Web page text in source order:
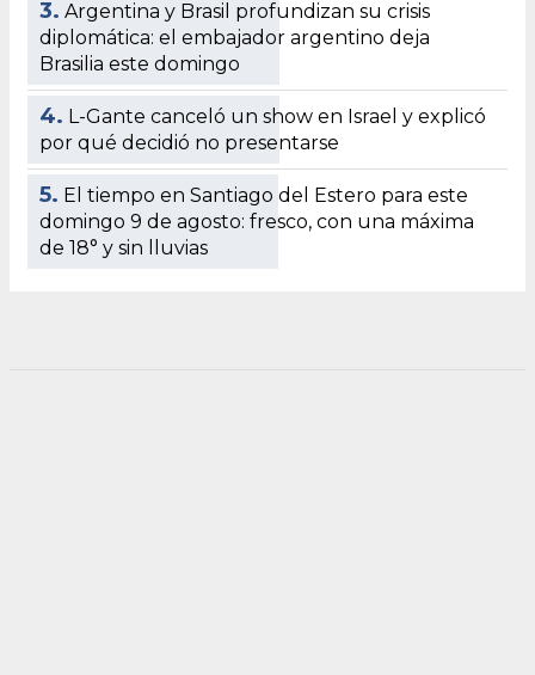
3. Argentina y Brasil profundizan su crisis
diplomática: el embajador argentino deja
Brasilia este domingo
4. L-Gante canceló un show en Israel y explicó
por qué decidió no presentarse
5. El tiempo en Santiago del Estero para este
domingo 9 de agosto: fresco, con una máxima
de 18° y sin lluvias